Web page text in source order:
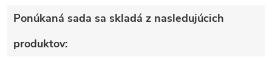
Ponúkaná sada sa skladá z nasledujúcich
produktov: